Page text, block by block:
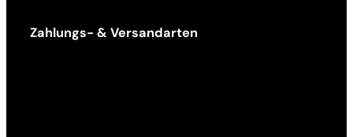
Zahlungs- & Versandarten